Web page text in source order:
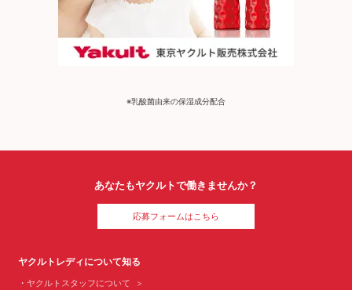
※乳酸菌由来の保湿成分配合
あなたもヤクルトで働きませんか？
応募フォームはこちら
ヤクルトレディについて知る
ヤクルトスタッフについて